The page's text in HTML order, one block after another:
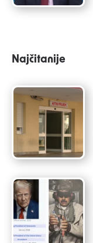
Najčitanije